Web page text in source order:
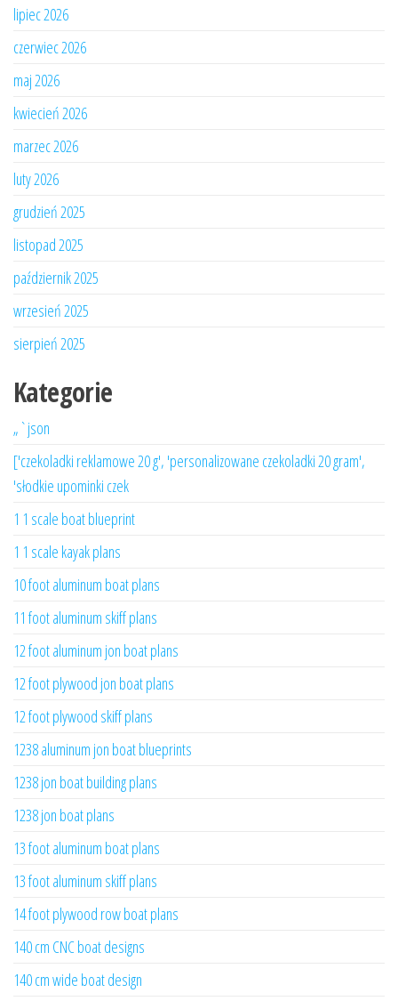
lipiec 2026
czerwiec 2026
maj 2026
kwiecień 2026
marzec 2026
luty 2026
grudzień 2025
listopad 2025
październik 2025
wrzesień 2025
sierpień 2025
Kategorie
„`json
['czekoladki reklamowe 20 g', 'personalizowane czekoladki 20 gram',
'słodkie upominki czek
1 1 scale boat blueprint
1 1 scale kayak plans
10 foot aluminum boat plans
11 foot aluminum skiff plans
12 foot aluminum jon boat plans
12 foot plywood jon boat plans
12 foot plywood skiff plans
1238 aluminum jon boat blueprints
1238 jon boat building plans
1238 jon boat plans
13 foot aluminum boat plans
13 foot aluminum skiff plans
14 foot plywood row boat plans
140 cm CNC boat designs
140 cm wide boat design